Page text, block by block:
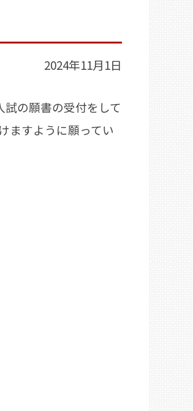
2024年11月1日
の願書の受付をして
ますように願ってい